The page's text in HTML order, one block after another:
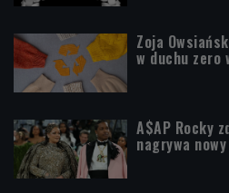
Zoja
w duchu zero
A$AP Rocky
nagrywa